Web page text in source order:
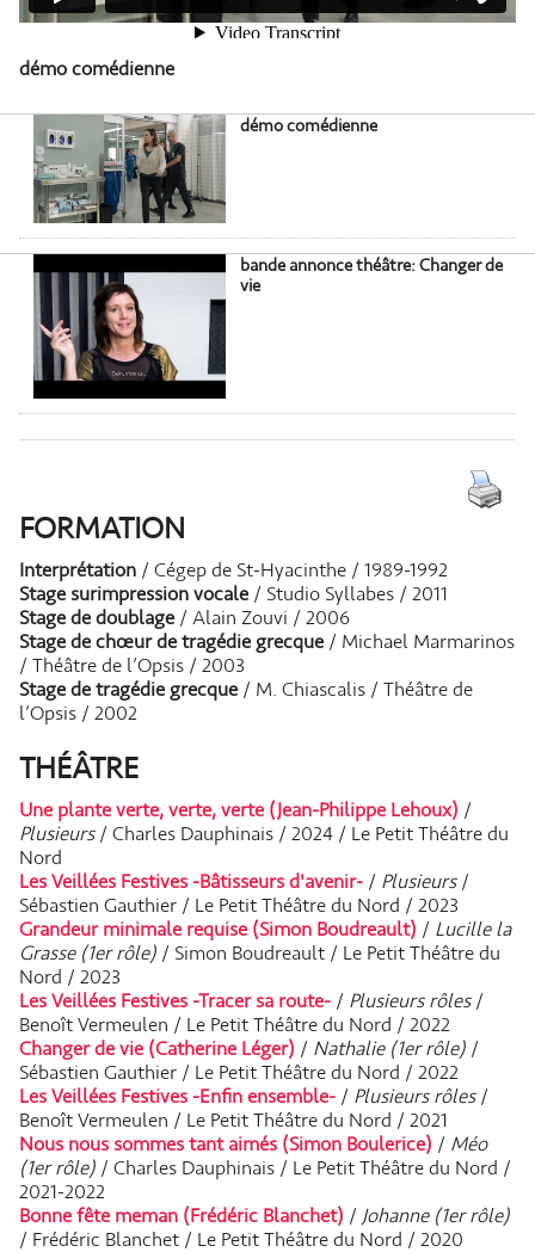
démo comédienne
démo comédienne
bande annonce théâtre: Changer de
vie
FORMATION
Interprétation / Cégep de St-Hyacinthe / 1989-1992
Stage surimpression vocale/ Studio Syllabes / 2011
Stage de doublage / Alain Zouvi / 2006
Stage de chœur de tragédie grecque / Michael Marmarinos
/ Théâtre de l’Opsis / 2003
Stage de tragédie grecque / M. Chiascalis / Théâtre de
l’Opsis / 2002
THÉÂTRE
Une plante verte, verte, verte (Jean-Philippe Lehoux) /
Plusieurs/ Charles Dauphinais / 2024 / Le Petit Théâtre du
Nord
Les Veillées Festives -Bâtisseurs d'avenir-/ Plusieurs/
Sébastien Gauthier / Le Petit Théâtre du Nord / 2023
Grandeur minimale requise (Simon Boudreault) / Lucille la
Grasse (1er rôle)/ Simon Boudreault / Le Petit Théâtre du
Nord / 2023
Les Veillées Festives -Tracer sa route-/ Plusieurs rôles/
Benoît Vermeulen / Le Petit Théâtre du Nord / 2022
Changer de vie (Catherine Léger) / Nathalie (1er rôle)/
Sébastien Gauthier / Le Petit Théâtre du Nord / 2022
Les Veillées Festives -Enfin ensemble-/ Plusieurs rôles/
Benoît Vermeulen / Le Petit Théâtre du Nord / 2021
Nous nous sommes tant aimés (Simon Boulerice) / Méo
(1er rôle)/ Charles Dauphinais / Le Petit Théâtre du Nord /
2021-2022
Bonne fête meman (Frédéric Blanchet) / Johanne (1er rôle)
/ Frédéric Blanchet / Le Petit Théâtre du Nord / 2020